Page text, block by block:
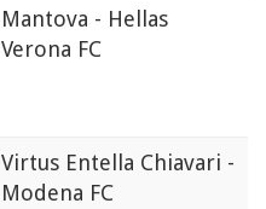
Mantova - Hellas
Verona FC
Virtus Entella Chiavari -
Modena FC